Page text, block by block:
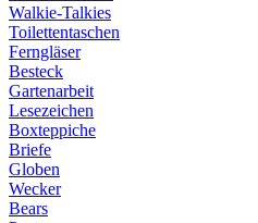
Walkie-Talkies
Toilettentaschen
Ferngläser
Besteck
Gartenarbeit
Lesezeichen
Boxteppiche
Briefe
Globen
Wecker
Bears